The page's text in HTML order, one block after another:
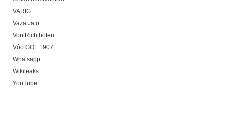
VARIG
Vaza Jato
Von Richthofen
Vôo GOL 1907
Whatsapp
Wikileaks
YouTube